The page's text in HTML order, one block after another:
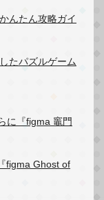
んたん攻略ガイ
たパズルゲーム
に『figma 竈門
figma Ghost of